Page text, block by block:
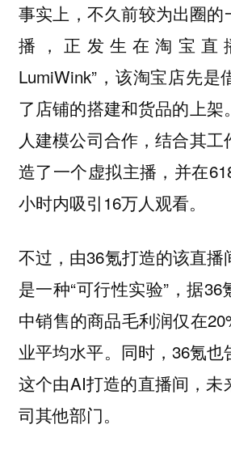
事实上，不久前较为出圈的
播，正发生在淘宝直
LumiWink”，该淘宝店先是
了店铺的搭建和货品的上架
人建模公司合作，结合其
造了一个虚拟主播，并在
小时内吸引16万人观看。
不过，由36氪打造的该直播
是一种“可行性实验”，据
中销售的商品毛利润仅在
业平均水平。同时，36氪也
这个由AI打造的直播间，未
司其他部门。